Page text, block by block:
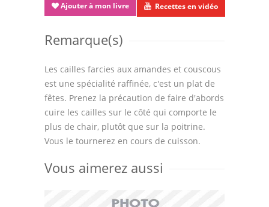
Ajouter à mon livre Recettes en vidéo
Remarque(s)
Les cailles farcies aux amandes et couscous
est une spécialité raffinée, c'est un plat de
fêtes. Prenez la précaution de faire d'abords
cuire les cailles sur le côté qui comporte le
plus de chair, plutôt que sur la poitrine.
Vous le tournerez en cours de cuisson.
Vous aimerez aussi